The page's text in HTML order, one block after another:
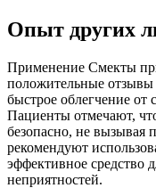
Опыт других
Применение Смекты
положительные
быстрое облегчение
Пациенты отмечают,
безопасно, не
рекомендуют
эффективное средство
неприятностей.